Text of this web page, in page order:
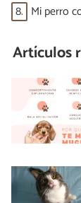
8. Mi perro
Artículos